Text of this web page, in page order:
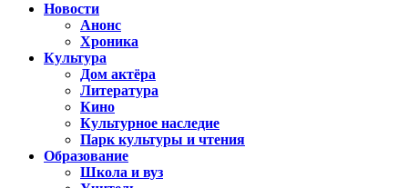
Новости
Анонс
Хроника
Культура
Дом актёра
Литература
Кино
Культурное наследие
Парк культуры и чтения
Образование
Школа и вуз